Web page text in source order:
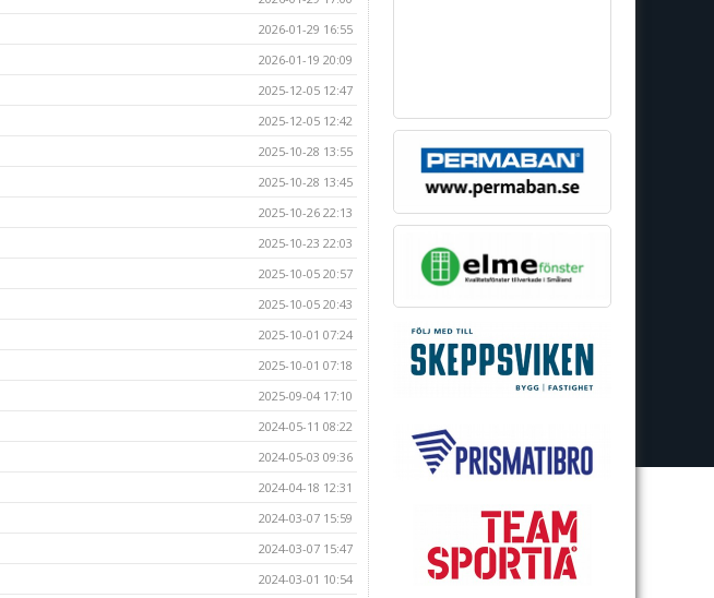
2026-01-29 16:55
2026-01-19 20:09
2025-12-05 12:47
2025-12-05 12:42
2025-10-28 13:55
2025-10-28 13:45
2025-10-26 22:13
2025-10-23 22:03
2025-10-05 20:57
2025-10-05 20:43
2025-10-01 07:24
2025-10-01 07:18
2025-09-04 17:10
2024-05-11 08:22
2024-05-03 09:36
2024-04-18 12:31
2024-03-07 15:59
2024-03-07 15:47
2024-03-01 10:54